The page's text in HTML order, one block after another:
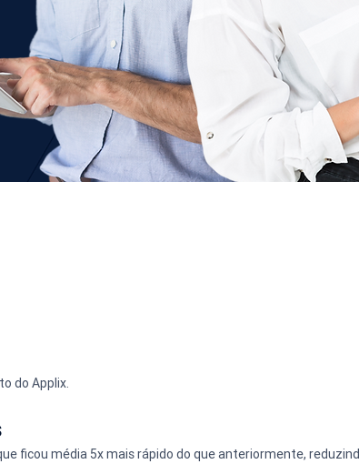
do Applix.
ficou média 5x mais rápido do que anteriormente,